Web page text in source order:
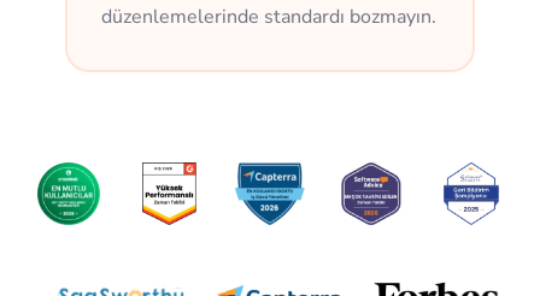
düzenlemelerinde standardı bozmayın.